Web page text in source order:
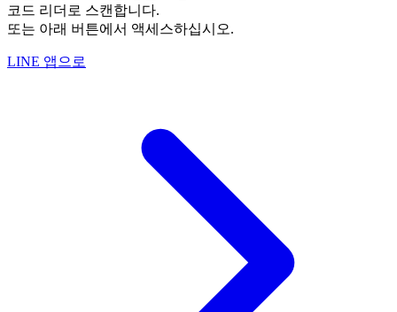
코드 리더로 스캔합니다.
또는 아래 버튼에서 액세스하십시오.
LINE 앱으로